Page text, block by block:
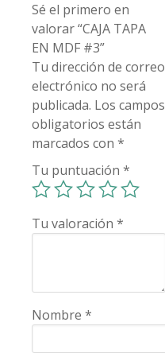
Sé el primero en
valorar “CAJA TAPA
EN MDF #3”
Tu dirección de correo
electrónico no será
publicada. Los campos
obligatorios están
marcados con *
Tu puntuación *
Tu valoración *
Nombre *